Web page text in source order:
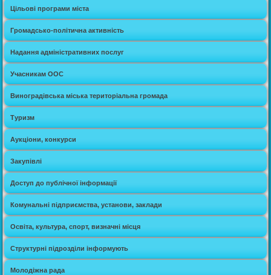
Цільові програми міста
Громадсько-політична активність
Надання адміністративних послуг
Учасникам ООС
Виноградівська міська територіальна громада
Туризм
Аукціони, конкурси
Закупівлі
Доступ до публічної інформації
Комунальні підприємства, установи, заклади
Освіта, культура, спорт, визначні місця
Структурні підрозділи інформують
Молодіжна рада